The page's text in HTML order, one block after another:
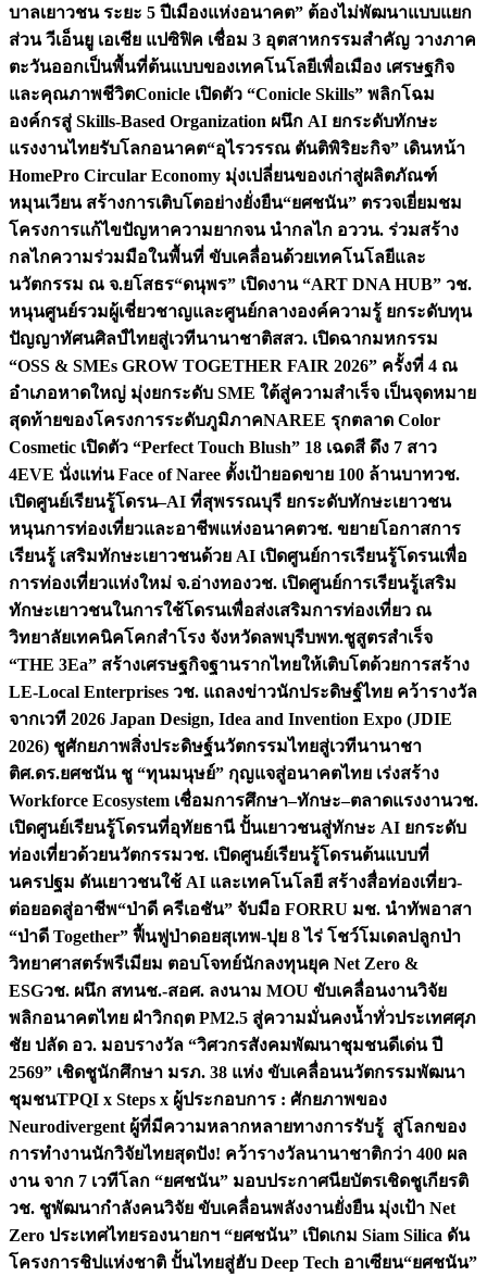
บาลเยาวชน ระยะ 5 ปีเมืองแห่งอนาคต” ต้องไม่พัฒนาแบบแยก
ส่วน วีเอ็นยู เอเชีย แปซิฟิค เชื่อม 3 อุตสาหกรรมสำคัญ วางภาค
ตะวันออกเป็นพื้นที่ต้นแบบของเทคโนโลยีเพื่อเมือง เศรษฐกิจ
และคุณภาพชีวิตConicle เปิดตัว “Conicle Skills” พลิกโฉม
องค์กรสู่ Skills-Based Organization ผนึก AI ยกระดับทักษะ
แรงงานไทยรับโลกอนาคต“อุไรวรรณ ตันติพิริยะกิจ” เดินหน้า
HomePro Circular Economy มุ่งเปลี่ยนของเก่าสู่ผลิตภัณฑ์
หมุนเวียน สร้างการเติบโตอย่างยั่งยืน“ยศชนัน” ตรวจเยี่ยมชม
โครงการแก้ไขปัญหาความยากจน นำกลไก อววน. ร่วมสร้าง
กลไกความร่วมมือในพื้นที่ ขับเคลื่อนด้วยเทคโนโลยีและ
นวัตกรรม ณ จ.ยโสธร“ดนุพร” เปิดงาน “ART DNA HUB” วช.
หนุนศูนย์รวมผู้เชี่ยวชาญและศูนย์กลางองค์ความรู้ ยกระดับทุน
ปัญญาทัศนศิลป์ไทยสู่เวทีนานาชาติสสว. เปิดฉากมหกรรม
“OSS & SMEs GROW TOGETHER FAIR 2026” ครั้งที่ 4 ณ
อำเภอหาดใหญ่ มุ่งยกระดับ SME ใต้สู่ความสำเร็จ เป็นจุดหมาย
สุดท้ายของโครงการระดับภูมิภาคNAREE รุกตลาด Color
Cosmetic เปิดตัว “Perfect Touch Blush” 18 เฉดสี ดึง 7 สาว
4EVE นั่งแท่น Face of Naree ตั้งเป้ายอดขาย 100 ล้านบาทวช.
เปิดศูนย์เรียนรู้โดรน–AI ที่สุพรรณบุรี ยกระดับทักษะเยาวชน
หนุนการท่องเที่ยวและอาชีพแห่งอนาคตวช. ขยายโอกาสการ
เรียนรู้ เสริมทักษะเยาวชนด้วย AI เปิดศูนย์การเรียนรู้โดรนเพื่อ
การท่องเที่ยวแห่งใหม่ จ.อ่างทองวช. เปิดศูนย์การเรียนรู้เสริม
ทักษะเยาวชนในการใช้โดรนเพื่อส่งเสริมการท่องเที่ยว ณ
วิทยาลัยเทคนิคโคกสำโรง จังหวัดลพบุรีบพท.ชูสูตรสำเร็จ
“THE 3Ea” สร้างเศรษฐกิจฐานรากไทยให้เติบโตด้วยการสร้าง
LE-Local Enterprises วช. แถลงข่าวนักประดิษฐ์ไทย คว้ารางวัล
จากเวที 2026 Japan Design, Idea and Invention Expo (JDIE
2026) ชูศักยภาพสิ่งประดิษฐ์นวัตกรรมไทยสู่เวทีนานาชา
ติศ.ดร.ยศชนัน ชู “ทุนมนุษย์” กุญแจสู่อนาคตไทย เร่งสร้าง
Workforce Ecosystem เชื่อมการศึกษา–ทักษะ–ตลาดแรงงานวช.
เปิดศูนย์เรียนรู้โดรนที่อุทัยธานี ปั้นเยาวชนสู่ทักษะ AI ยกระดับ
ท่องเที่ยวด้วยนวัตกรรมวช. เปิดศูนย์เรียนรู้โดรนต้นแบบที่
นครปฐม ดันเยาวชนใช้ AI และเทคโนโลยี สร้างสื่อท่องเที่ยว-
ต่อยอดสู่อาชีพ“ป่าดี ครีเอชัน” จับมือ FORRU มช. นำทัพอาสา
“ป่าดี Together” ฟื้นฟูป่าดอยสุเทพ-ปุย 8 ไร่ โชว์โมเดลปลูกป่า
วิทยาศาสตร์พรีเมียม ตอบโจทย์นักลงทุนยุค Net Zero &
ESGวช. ผนึก สทนช.-สอศ. ลงนาม MOU ขับเคลื่อนงานวิจัย
พลิกอนาคตไทย ฝ่าวิกฤต PM2.5 สู่ความมั่นคงน้ำทั่วประเทศศุภ
ชัย ปลัด อว. มอบรางวัล “วิศวกรสังคมพัฒนาชุมชนดีเด่น ปี
2569” เชิดชูนักศึกษา มรภ. 38 แห่ง ขับเคลื่อนนวัตกรรมพัฒนา
ชุมชนTPQI x Steps x ผู้ประกอบการ : ศักยภาพของ
Neurodivergent ผู้ที่มีความหลากหลายทางการรับรู้ สู่โลกของ
การทำงานนักวิจัยไทยสุดปัง! คว้ารางวัลนานาชาติกว่า 400 ผล
งาน จาก 7 เวทีโลก “ยศชนัน” มอบประกาศนียบัตรเชิดชูเกียรติ
วช. ชูพัฒนากำลังคนวิจัย ขับเคลื่อนพลังงานยั่งยืน มุ่งเป้า Net
Zero ประเทศไทยรองนายกฯ “ยศชนัน” เปิดเกม Siam Silica ดัน
โครงการชิปแห่งชาติ ปั้นไทยสู่ฮับ Deep Tech อาเซียน“ยศชนัน”